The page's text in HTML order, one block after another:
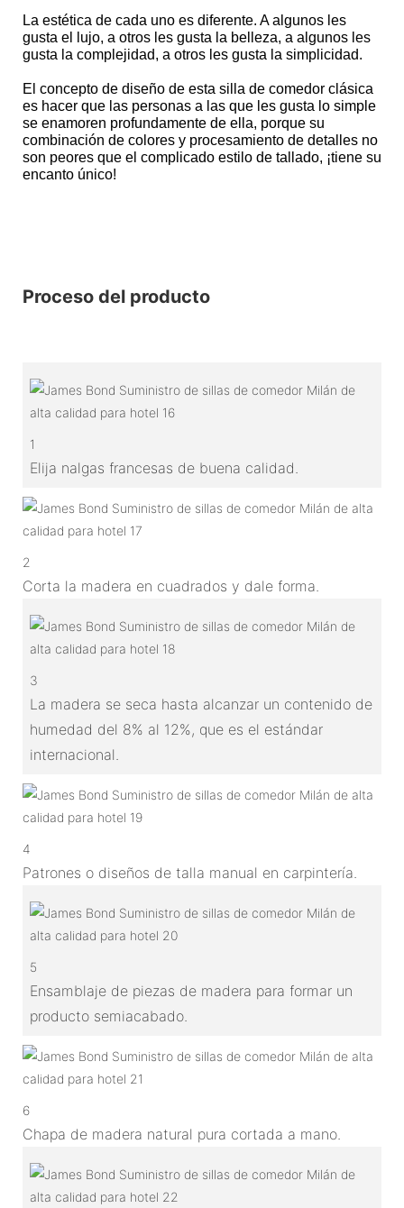
La estética de cada uno es diferente. A algunos les
gusta el lujo, a otros les gusta la belleza, a algunos les
gusta la complejidad, a otros les gusta la simplicidad.
El concepto de diseño de esta silla de comedor clásica
es hacer que las personas a las que les gusta lo simple
se enamoren profundamente de ella, porque su
combinación de colores y procesamiento de detalles no
son peores que el complicado estilo de tallado, ¡tiene su
encanto único!
Proceso del producto
1
Elija nalgas francesas de buena calidad.
2
Corta la madera en cuadrados y dale forma.
3
La madera se seca hasta alcanzar un contenido de
humedad del 8% al 12%, que es el estándar
internacional.
4
Patrones o diseños de talla manual en carpintería.
5
Ensamblaje de piezas de madera para formar un
producto semiacabado.
6
Chapa de madera natural pura cortada a mano.